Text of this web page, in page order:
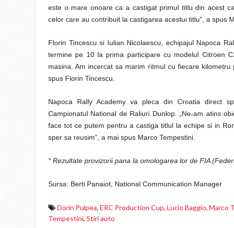
este o mare onoare ca a castigat primul titlu din acest
celor care au contribuit la castigarea acestui titlu”, a spus
Florin Tincescu si Iulian Nicolaescu, echipajul Napoca
termine pe 10 la prima participare cu modelul Citroen
masina. Am incercat sa marim ritmul cu fiecare
spus Florin Tincescu.
Napoca Rally Academy va pleca din Croatia direct
Campionatul National de Raliuri Dunlop. „Ne-am atins
face tot ce putem pentru a castiga titlul la echipe si in
sper sa reusim”, a mai spus Marco Tempestini.
* Rezultate provizorii pana la omologarea lor de FIA
Sursa: Berti Panaiot, National Communication Manager
Dorin Pulpea, ERC Production Cup, Lucio Baggio, Marco
Tempestini, Stiri auto